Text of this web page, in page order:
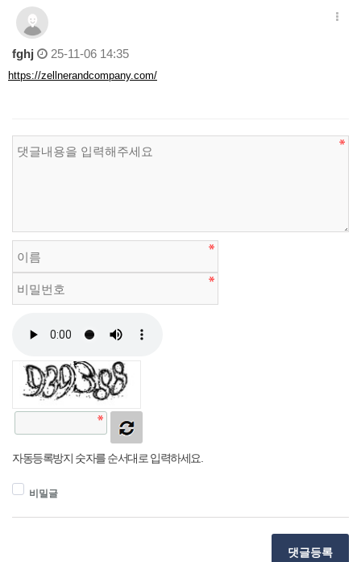
fghj 25-11-06 14:35
https://zellnerandcompany.com/
자동등록방지 숫자를 순서대로 입력하세요.
비밀글
댓글등록